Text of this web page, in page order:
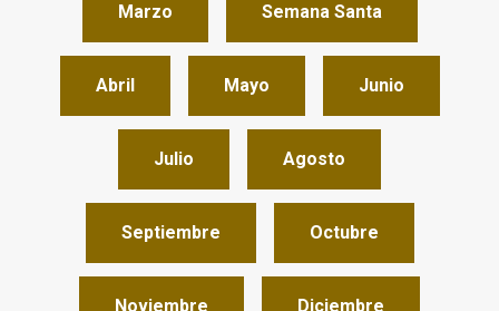
Marzo Semana Santa
Abril Mayo Junio
Julio Agosto
Septiembre Octubre
Noviembre Diciembre